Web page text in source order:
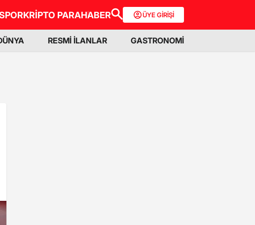
KRİPTO PARAHABER ÜYE GİRİŞİ
RESMİ İLANLAR GASTRONOMİ